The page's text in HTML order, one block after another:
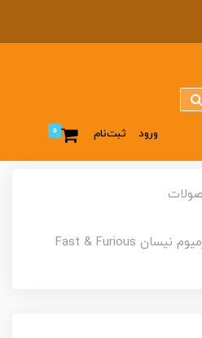
ورود ثبت‌نام 0
ماشین فلزی هات ویلز پرمیوم نیسان Fast & Furious